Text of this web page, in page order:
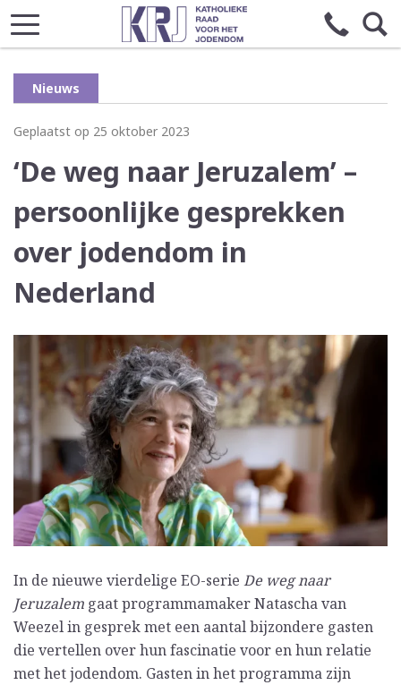
Nieuws
Geplaatst op 25 oktober 2023
‘De weg naar Jeruzalem’ –
persoonlijke gesprekken
over jodendom in
Nederland
In de nieuwe vierdelige EO-serie De weg naar
Jeruzalem gaat programmamaker Natascha van
Weezel in gesprek met een aantal bijzondere gasten
die vertellen over hun fascinatie voor en hun relatie
met het jodendom. Gasten in het programma zijn